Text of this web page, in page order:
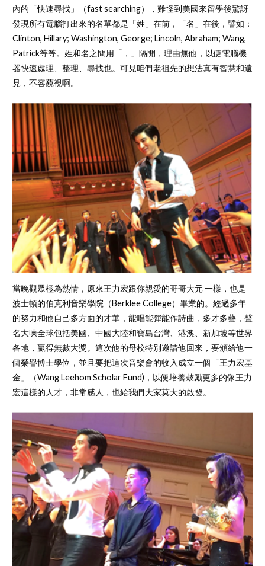
內的「快速尋找」（fast searching），難怪到美國來留學後驚訝
發現所有電腦打出來的名單都是「姓」在前，「名」在後，譬如：
Clinton, Hillary; Washington, George; Lincoln, Abraham; Wang,
Patrick等等。姓和名之間用「，」隔開，理由無他，以便電腦機
器快速處理、整理、尋找也。可見咱們老祖先的想法真有智慧和遠
見，不容藐視啊。
當晚觀眾極為熱情，原來王力宏跟你親愛的哥哥大元 一樣，也是
波士頓的伯克利音樂學院（Berklee College）畢業的。經過多年
的努力和他自己多方面的才華，能唱能彈能作詩曲，多才多藝，聲
名大噪全球包括美國、中國大陸和寶島台灣、港澳、新加坡等世界
各地，贏得無數大獎。這次他的母校特別邀請他回來，要頒給他一
個榮譽博士學位，並且要把這次音樂會的收入成立一個「王力宏基
金」（Wang Leehom Scholar Fund)，以便培養鼓勵更多的像王力
宏這樣的人才，非常感人，也給我們大家莫大的啟發。